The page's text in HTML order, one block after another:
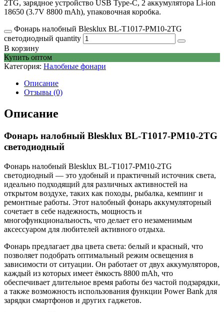
2TG, зарядное устройство USB Type-C, 2 аккумулятора Li-ion
18650 (3.7V 8800 mAh), упаковочная коробка.
Фонарь налобный Blesklux BL-T1017-PM10-2TG
светодиодный quantity
В корзину
Купить оптом
Категория: Налобные фонари
Описание
Отзывы (0)
Описание
Фонарь налобный Blesklux BL-T1017-PM10-2TG
светодиодный
Фонарь налобный Blesklux BL-T1017-PM10-2TG
светодиодный — это удобный и практичный источник света,
идеально подходящий для различных активностей на
открытом воздухе, таких как походы, рыбалка, кемпинг и
ремонтные работы. Этот налобный фонарь аккумуляторный
сочетает в себе надежность, мощность и
многофункциональность, что делает его незаменимым
аксессуаром для любителей активного отдыха.
Фонарь предлагает два цвета света: белый и красный, что
позволяет подобрать оптимальный режим освещения в
зависимости от ситуации. Он работает от двух аккумуляторов,
каждый из которых имеет ёмкость 8800 mAh, что
обеспечивает длительное время работы без частой подзарядки,
а также возможность использования функции Power Bank для
зарядки смартфонов и других гаджетов.